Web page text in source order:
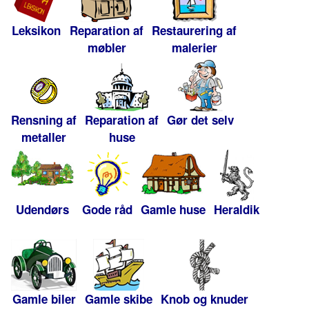
Leksikon Reparation af
møbler
Restaurering af
malerier
Rensning af
metaller
Reparation af
huse
Gør det selv
Udendørs Gode råd Gamle huse Heraldik
Gamle biler Gamle skibe Knob og knuder